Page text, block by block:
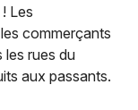
Les
commerçants
les rues du
aux passants.